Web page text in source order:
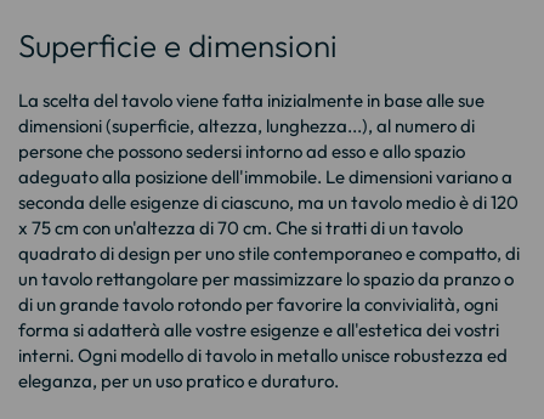
Superficie e dimensioni
La scelta del tavolo viene fatta inizialmente in base alle sue
dimensioni (superficie, altezza, lunghezza...), al numero di
persone che possono sedersi intorno ad esso e allo spazio
adeguato alla posizione dell'immobile. Le dimensioni variano a
seconda delle esigenze di ciascuno, ma un tavolo medio è di 120
x 75 cm con un'altezza di 70 cm. Che si tratti di untavolo
quadrato di design per uno stile contemporaneo e compatto, di
un tavolo rettangolare per massimizzare lo spazio da pranzo o
di ungrande tavolo rotondo per favorire la convivialità, ogni
forma si adatterà alle vostre esigenze e all'estetica dei vostri
interni. Ogni modello di tavolo in metallo unisce robustezza ed
eleganza, per un uso pratico e duraturo.